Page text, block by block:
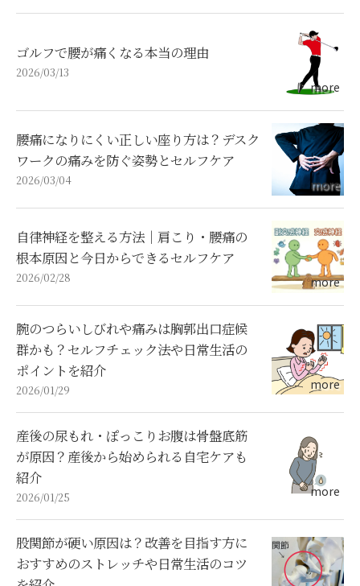
ゴルフで腰が痛くなる本当の理由
2026/03/13
腰痛になりにくい正しい座り方は？デスク
ワークの痛みを防ぐ姿勢とセルフケア
2026/03/04
自律神経を整える方法｜肩こり・腰痛の
根本原因と今日からできるセルフケア
2026/02/28
腕のつらいしびれや痛みは胸郭出口症候
群かも？セルフチェック法や日常生活の
ポイントを紹介
2026/01/29
産後の尿もれ・ぽっこりお腹は骨盤底筋
が原因？産後から始められる自宅ケアも
紹介
2026/01/25
股関節が硬い原因は？改善を目指す方に
おすすめのストレッチや日常生活のコツ